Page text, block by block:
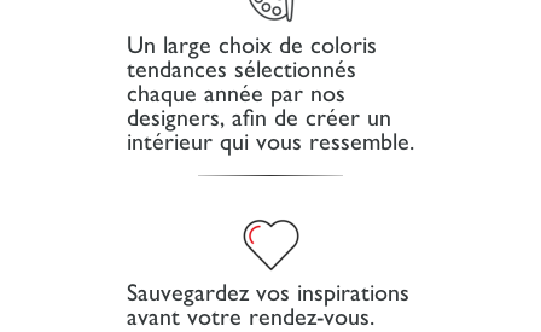
Un large choix de coloris
tendances sélectionnés
chaque année par nos
designers, afin de créer un
intérieur qui vous ressemble.
Sauvegardez vos inspirations
avant votre rendez-vous.